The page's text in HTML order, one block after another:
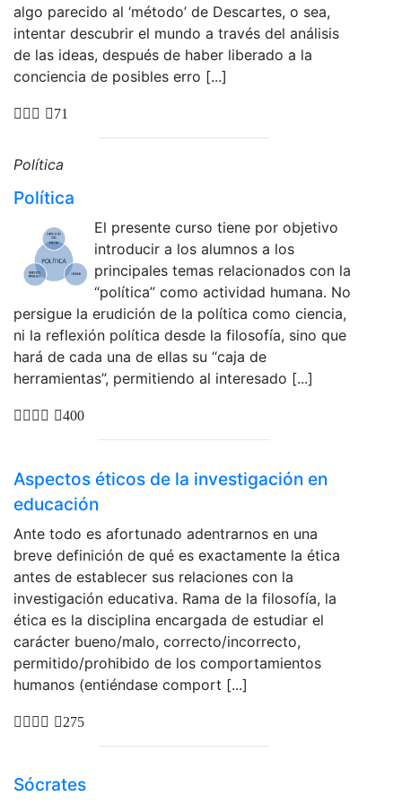
algo parecido al ‘método’ de Descartes, o sea,
intentar descubrir el mundo a través del análisis
de las ideas, después de haber liberado a la
conciencia de posibles erro [...]
71
Política
Política
El presente curso tiene por objetivo
introducir a los alumnos a los
principales temas relacionados con la
“política” como actividad humana. No
persigue la erudición de la política como ciencia,
ni la reflexión política desde la filosofía, sino que
hará de cada una de ellas su “caja de
herramientas”, permitiendo al interesado [...]
400
Aspectos éticos de la investigación en
educación
Ante todo es afortunado adentrarnos en una
breve definición de qué es exactamente la ética
antes de establecer sus relaciones con la
investigación educativa. Rama de la filosofía, la
ética es la disciplina encargada de estudiar el
carácter bueno/malo, correcto/incorrecto,
permitido/prohibido de los comportamientos
humanos (entiéndase comport [...]
275
Sócrates